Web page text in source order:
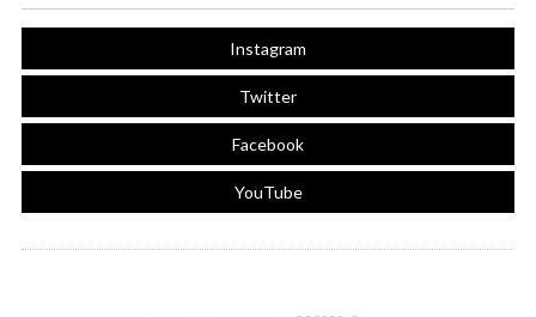
Instagram
Twitter
Facebook
YouTube